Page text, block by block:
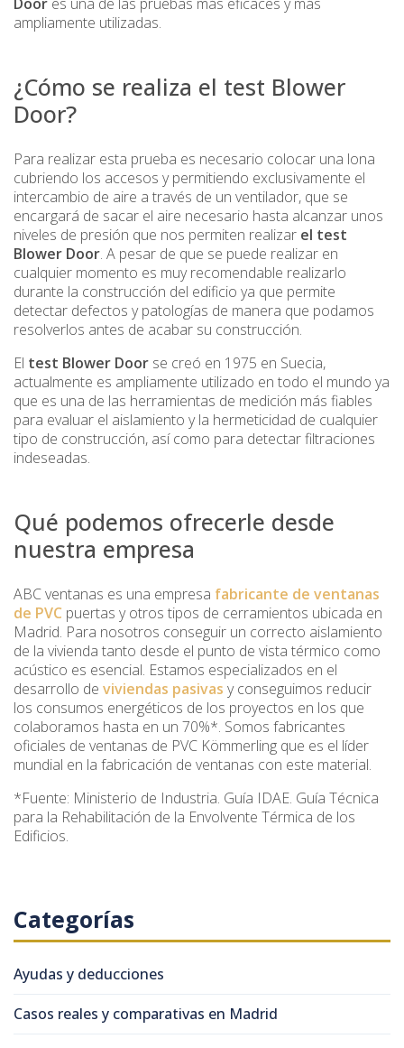
ampliamente utilizadas.
¿Cómo se realiza el test Blower
Door?
Para realizar esta prueba es necesario colocar una lona
cubriendo los accesos y permitiendo exclusivamente el
intercambio de aire a través de un ventilador, que se
encargará de sacar el aire necesario hasta alcanzar unos
niveles de presión que nos permiten realizar el test
Blower Door. A pesar de que se puede realizar en
cualquier momento es muy recomendable realizarlo
durante la construcción del edificio ya que permite
detectar defectos y patologías de manera que podamos
resolverlos antes de acabar su construcción.
El test Blower Door se creó en 1975 en Suecia,
actualmente es ampliamente utilizado en todo el mundo ya
que es una de las herramientas de medición más fiables
para evaluar el aislamiento y la hermeticidad de cualquier
tipo de construcción, así como para detectar filtraciones
indeseadas.
Qué podemos ofrecerle desde
nuestra empresa
ABC ventanas es una empresa fabricante de ventanas
de PVC puertas y otros tipos de cerramientos ubicada en
Madrid. Para nosotros conseguir un correcto aislamiento
de la vivienda tanto desde el punto de vista térmico como
acústico es esencial. Estamos especializados en el
desarrollo de viviendas pasivas y conseguimos reducir
los consumos energéticos de los proyectos en los que
colaboramos hasta en un 70%*. Somos fabricantes
oficiales de ventanas de PVC Kömmerling que es el líder
mundial en la fabricación de ventanas con este material.
*Fuente: Ministerio de Industria. Guía IDAE. Guía Técnica
para la Rehabilitación de la Envolvente Térmica de los
Edificios.
Categorías
Ayudas y deducciones
Casos reales y comparativas en Madrid